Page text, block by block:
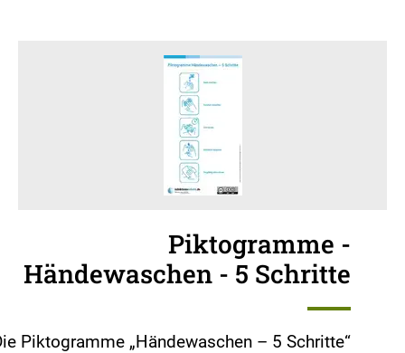
Piktogramme -
Händewaschen - 5 Schritte
Piktogramme „Händewaschen – 5 Schritte“